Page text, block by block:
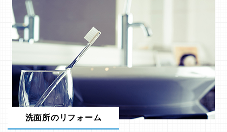
洗面所のリフォーム